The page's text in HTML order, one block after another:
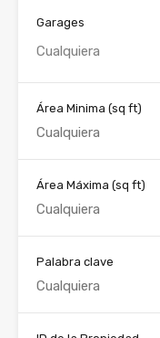
Garages
Cualquiera
Área Minima (sq ft)
Área Máxima (sq ft)
Palabra clave